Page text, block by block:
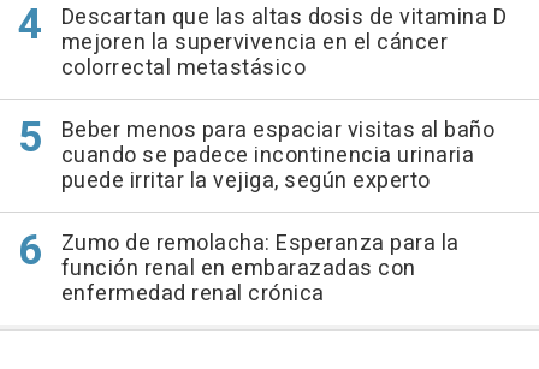
Descartan que las altas dosis de vitamina D
mejoren la supervivencia en el cáncer
colorrectal metastásico
Beber menos para espaciar visitas al baño
cuando se padece incontinencia urinaria
puede irritar la vejiga, según experto
Zumo de remolacha: Esperanza para la
función renal en embarazadas con
enfermedad renal crónica